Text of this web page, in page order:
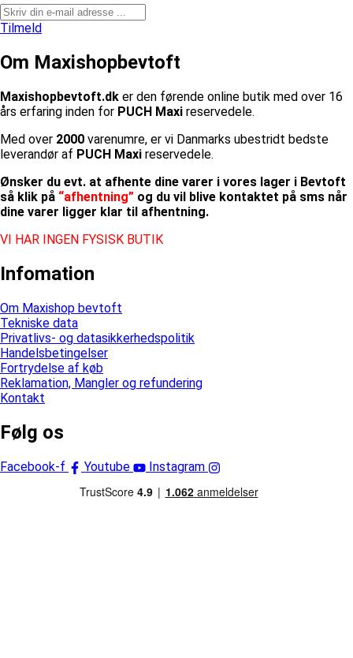
Tilmeld
Om Maxishopbevtoft
Maxishopbevtoft.dk er den førende online butik med over 16
års erfaring inden for PUCH Maxi reservedele.
Med over 2000 varenumre, er vi Danmarks ubestridt bedste
leverandør af PUCH Maxi reservedele.
Ønsker du evt. at afhente dine varer i vores lager i Bevtoft
så klik på “afhentning” og du vil blive kontaktet på sms når
dine varer ligger klar til afhentning.
VI HAR INGEN FYSISK BUTIK
Infomation
Om Maxishop bevtoft
Tekniske data
Privatlivs- og datasikkerhedspolitik
Handelsbetingelser
Fortrydelse af køb
Reklamation, Mangler og refundering
Kontakt
Følg os
Facebook-f Youtube Instagram